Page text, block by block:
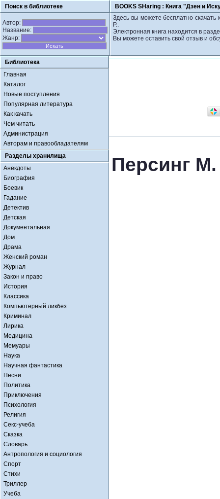
Поиск в библиотеке BOOKS SHaring : Книга "Дзен и
Автор:
Название:
Жанр:
Здесь вы можете бесплатно скачать
Р..
Электронная книга находится в
Вы можете оставить свой отзыв и
Библиотека
Главная
Каталог
Новые поступления
Популярная литература
Как качать
Чем читать
Администрация
Авторам и правообладателям
Разделы хранилища
Анекдоты
Биография
Боевик
Гадание
Детектив
Детская
Документальная
Дом
Драма
Женский роман
Журнал
Закон и право
История
Классика
Компьютерный ликбез
Криминал
Лирика
Медицина
Мемуары
Наука
Научная фантастика
Песни
Политика
Приключения
Психология
Религия
Секс-учеба
Сказка
Словарь
Антропология и социология
Спорт
Стихи
Триллер
Учеба
Персинг М.